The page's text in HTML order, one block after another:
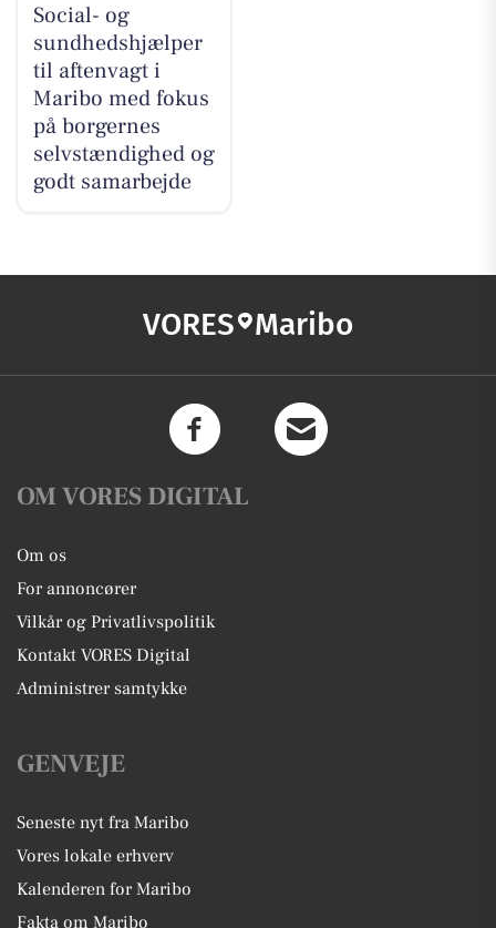
Social- og
sundhedshjælper
til aftenvagt i
Maribo med fokus
på borgernes
selvstændighed og
godt samarbejde
VORES Maribo
OM VORES DIGITAL
Om os
For annoncører
Vilkår og Privatlivspolitik
Kontakt VORES Digital
Administrer samtykke
GENVEJE
Seneste nyt fra Maribo
Vores lokale erhverv
Kalenderen for Maribo
Fakta om Maribo